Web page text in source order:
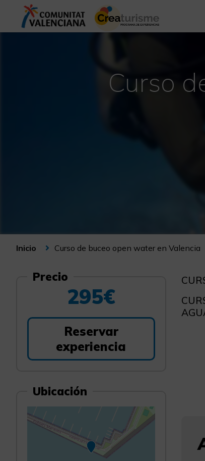
Curso
Inicio Curso de buceo open water en Valencia
Precio
295€
Reservar
experiencia
Ubicación